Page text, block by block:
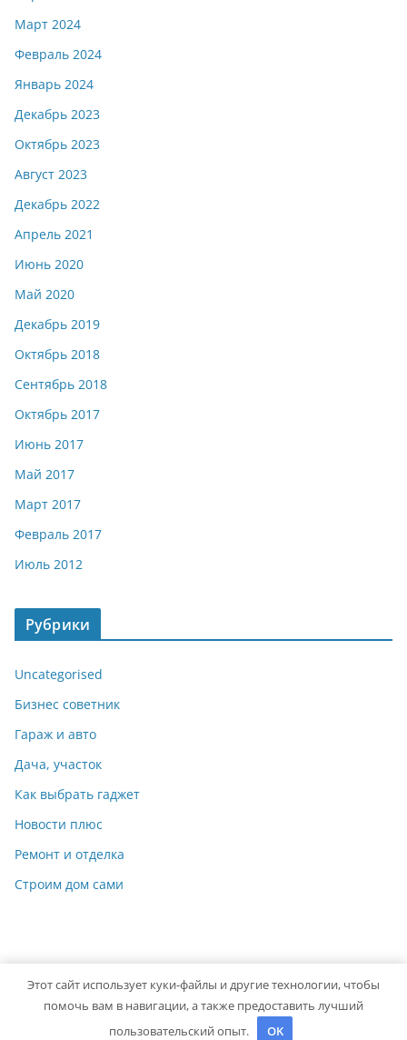
Март 2024
Февраль 2024
Январь 2024
Декабрь 2023
Октябрь 2023
Август 2023
Декабрь 2022
Апрель 2021
Июнь 2020
Май 2020
Декабрь 2019
Октябрь 2018
Сентябрь 2018
Октябрь 2017
Июнь 2017
Май 2017
Март 2017
Февраль 2017
Июль 2012
Рубрики
Uncategorised
Бизнес советник
Гараж и авто
Дача, участок
Как выбрать гаджет
Новости плюс
Ремонт и отделка
Строим дом сами
Copyright © 2026 Мастер на Все Руки. Powered byColorMag
Этот сайт использует куки-файлы и другие технологии, чтобы
помочь вам в навигации, а также предоставить лучший
пользовательский опыт.
OK